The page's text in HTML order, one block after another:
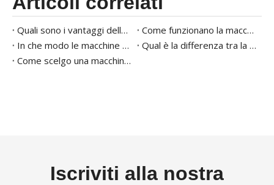
Quali sono i vantaggi delle macchine sigillanti del vassoio?
Come funzionano la macchina per l'imballaggio automatizzata?
In che modo le macchine per l'imballaggio delle mappe migliorano la freschezza del prodotto?
Qual è la differenza tra la mappa e l'imballaggio a vuoto?
Come scelgo una macchina per sigillazione?
Iscriviti alla nostra